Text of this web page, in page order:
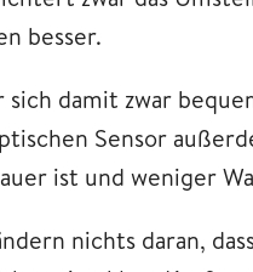
besser.
damit zwar
Sensor
ist und weniger
nichts daran,